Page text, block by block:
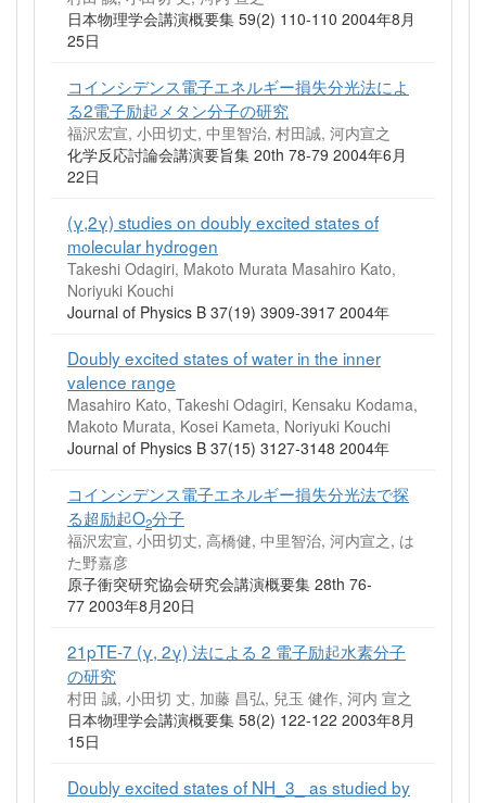
日本物理学会講演概要集 59(2) 110-110 2004年8月
25日
コインシデンス電子エネルギー損失分光法によ
る2電子励起メタン分子の研究
福沢宏宣, 小田切丈, 中里智治, 村田誠, 河内宣之
化学反応討論会講演要旨集 20th 78-79 2004年6月
22日
(γ,2γ) studies on doubly excited states of
molecular hydrogen
Takeshi Odagiri, Makoto Murata Masahiro Kato,
Noriyuki Kouchi
Journal of Physics B 37(19) 3909-3917 2004年
Doubly excited states of water in the inner
valence range
Masahiro Kato, Takeshi Odagiri, Kensaku Kodama,
Makoto Murata, Kosei Kameta, Noriyuki Kouchi
Journal of Physics B 37(15) 3127-3148 2004年
コインシデンス電子エネルギー損失分光法で探
る超励起O2分子
福沢宏宣, 小田切丈, 高橋健, 中里智治, 河内宣之, は
た野嘉彦
原子衝突研究協会研究会講演概要集 28th 76-
77 2003年8月20日
21pTE-7 (γ, 2γ) 法による 2 電子励起水素分子
の研究
村田 誠, 小田切 丈, 加藤 昌弘, 兒玉 健作, 河内 宣之
日本物理学会講演概要集 58(2) 122-122 2003年8月
15日
Doubly excited states of NH_3_ as studied by